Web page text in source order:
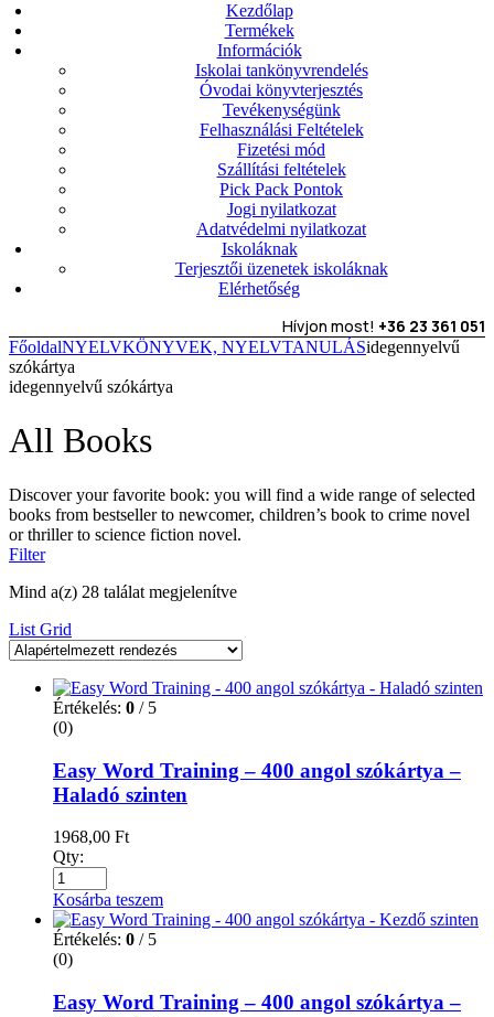
Kezdőlap
Termékek
Információk
Iskolai tankönyvrendelés
Óvodai könyvterjesztés
Tevékenységünk
Felhasználási Feltételek
Fizetési mód
Szállítási feltételek
Pick Pack Pontok
Jogi nyilatkozat
Adatvédelmi nyilatkozat
Iskoláknak
Terjesztői üzenetek iskoláknak
Elérhetőség
Hívjon most! +36 23 361 051
FőoldalNYELVKÖNYVEK, NYELVTANULÁSidegennyelvű
szókártya
idegennyelvű szókártya
All Books
Discover your favorite book: you will find a wide range of selected
books from bestseller to newcomer, children’s book to crime novel
or thriller to science fiction novel.
Filter
Mind a(z) 28 találat megjelenítve
List Grid
Értékelés: 0 / 5
(0)
Easy Word Training – 400 angol szókártya –
Haladó szinten
1968,00 Ft
Qty:
Kosárba teszem
Értékelés: 0 / 5
(0)
Easy Word Training – 400 angol szókártya –